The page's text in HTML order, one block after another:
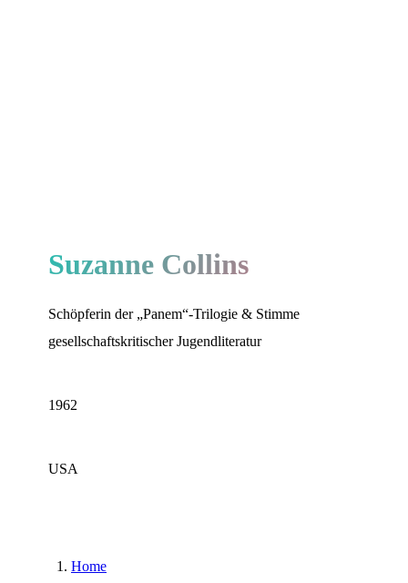
Suzanne Collins
Schöpferin der „Panem“-Trilogie & Stimme
gesellschaftskritischer Jugendliteratur
1962
USA
Home